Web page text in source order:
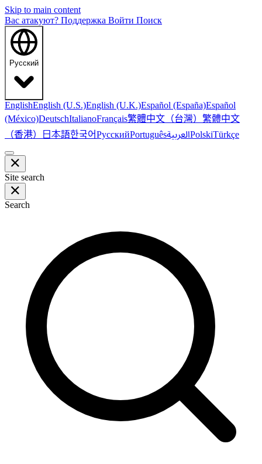
Skip to main content
Вас атакуют? Поддержка Войти Поиск
Русский
EnglishEnglish (U.S.)English (U.K.)Español (España)Español
(México)DeutschItalianoFrançais繁體中文（台灣） 繁體中文
（香港） 日本語한국어РусскийPortuguêsالعربيةPolskiTürkçe
Site search
Search